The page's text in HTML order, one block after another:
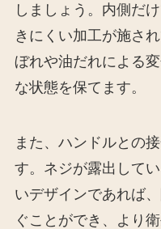
しましょう。内側だ
きにくい加工が施さ
ぼれや油だれによる
な状態を保てます。
また、ハンドルとの
す。ネジが露出して
いデザインであれば
ぐことができ、より